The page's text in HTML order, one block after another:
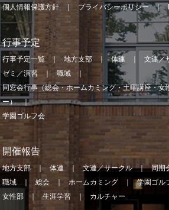
個人情報保護方針
プライバシーポリシー
行事予定
行事予定一覧 地方支部 体連 文連／
ゼミ／演習
職域
同窓会行事（総会・ホームカミング・土曜講座・女
ー）
学園ゴルフ会
開催報告
地方支部 体連 文連／サークル 同期
職域
総会 ホームカミング 学園ゴル
女性部
生涯学習 カルチャー